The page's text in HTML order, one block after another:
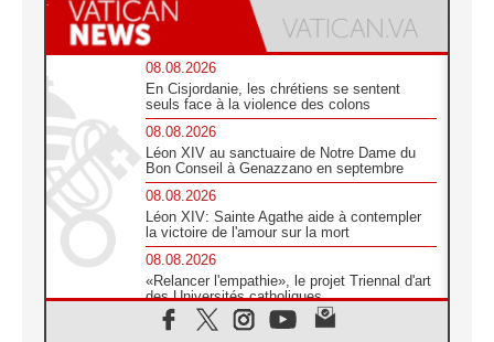
08.08.2026
En Cisjordanie, les chrétiens se sentent
seuls face à la violence des colons
08.08.2026
Léon XIV au sanctuaire de Notre Dame du
Bon Conseil à Genazzano en septembre
08.08.2026
Léon XIV: Sainte Agathe aide à contempler
la victoire de l'amour sur la mort
08.08.2026
«Relancer l'empathie», le projet Triennal d'art
des Universités catholiques
08.08.2026